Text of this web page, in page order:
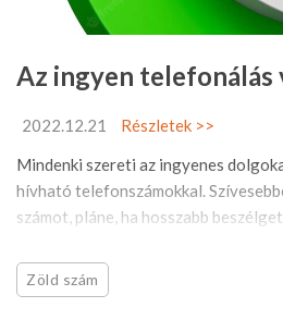
Az ingyen telefonálás
2022.12.21
Részletek >>
Mindenki szereti az ingyenes
hívható telefonszámokkal.
számot, pláne, ha hosszabb
Zöld szám